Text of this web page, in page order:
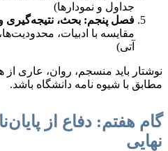
جداول و نمودارها)
فصل پنجم: بحث، نتیجه‌گیری
مقایسه با ادبیات،
آتی)
نوشتار باید منسجم، روان، عاری
مطابق با شیوه نامه دانشگاه باشد.
گام هفتم: دفاع از
نهایی